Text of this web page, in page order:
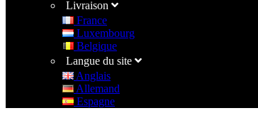
Livraison
France
Luxembourg
Belgique
Langue du site
Anglais
Allemand
Espagne